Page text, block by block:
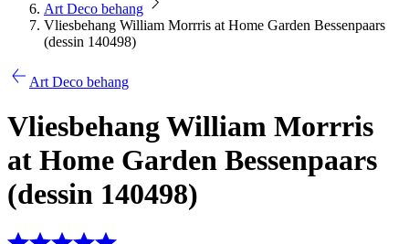
Art Deco behang
Vliesbehang William Morrris at Home Garden Bessenpaars
(dessin 140498)
Art Deco behang
Vliesbehang William Morrris
at Home Garden Bessenpaars
(dessin 140498)